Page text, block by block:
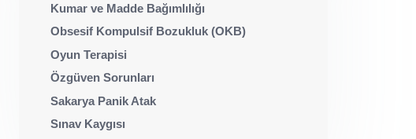
Kumar ve Madde Bağımlılığı
Obsesif Kompulsif Bozukluk (OKB)
Oyun Terapisi
Özgüven Sorunları
Sakarya Panik Atak
Sınav Kaygısı